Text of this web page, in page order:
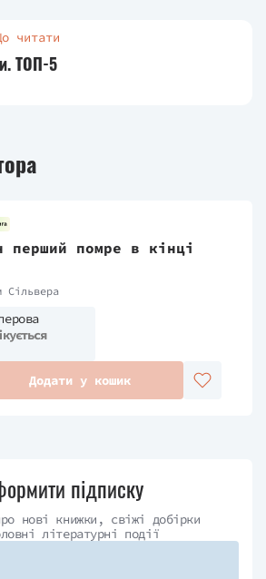
читати
ТОП-5
перший помре в кінці
Сільвера
Додати у кошик
підписку
нові книжки, свіжі добірки
літературні події